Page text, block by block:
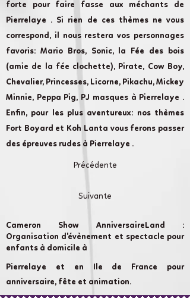
forte pour faire fasse aux méchants de
Pierrelaye . Si rien de ces thèmes ne vous
correspond, il nous restera vos personnages
favoris: Mario Bros, Sonic, la Fée des bois
(amie de la fée clochette), Pirate, Cow Boy,
Chevalier, Princesses, Licorne, Pikachu, Mickey
Minnie, Peppa Pig, PJ masques à Pierrelaye .
Enfin, pour les plus aventureux: nos thèmes
Fort Boyard et Koh Lanta vous ferons passer
des épreuves rudes à Pierrelaye .
Précédente
Suivante
Cameron Show AnniversaireLand :
Organisation d'évènement et spectacle pour
enfants à domicile à
Pierrelaye et en Ile de France pour
anniversaire, fête et animation.